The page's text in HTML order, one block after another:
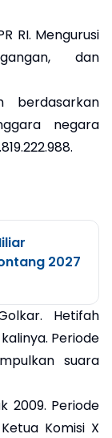
RI. Mengurusi
dan
berdasarkan
negara
2027
Hetifah
Periode
suara
2009. Periode
Komisi X